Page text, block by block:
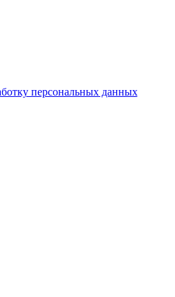
персональных данных